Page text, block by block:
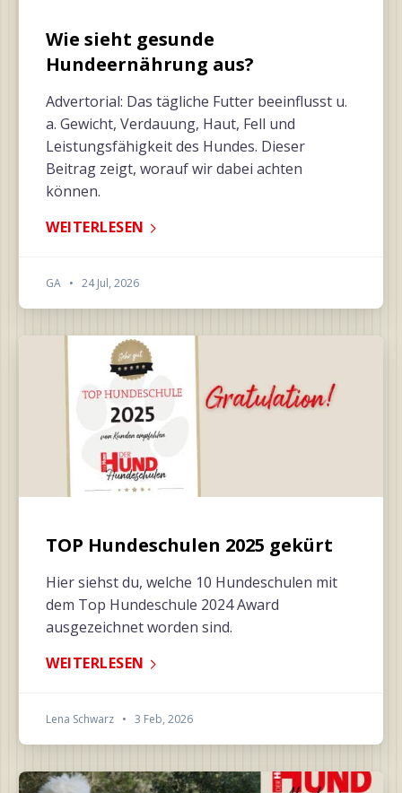
Wie sieht gesunde
Hundeernährung aus?
Advertorial: Das tägliche Futter beeinflusst u.
a. Gewicht, Verdauung, Haut, Fell und
Leistungsfähigkeit des Hundes. Dieser
Beitrag zeigt, worauf wir dabei achten
können.
WEITERLESEN
GA • 24 Jul, 2026
TOP Hundeschulen 2025 gekürt
Hier siehst du, welche 10 Hundeschulen mit
dem Top Hundeschule 2024 Award
ausgezeichnet worden sind.
WEITERLESEN
Lena Schwarz • 3 Feb, 2026